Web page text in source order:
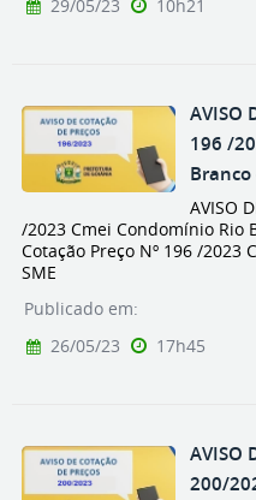
29/05/23
10h21
AVISO
196 /
Branco
AVISO
/2023 Cmei Condomínio Rio
Cotação Preço Nº 196 /2023
SME
Publicado em:
26/05/23
17h45
AVISO
200/